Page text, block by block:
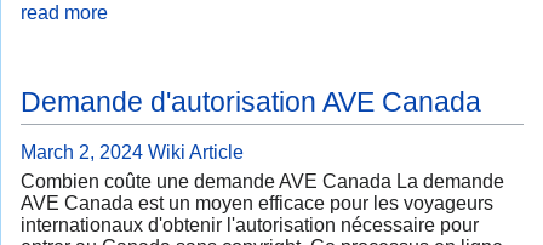
read more
Demande d'autorisation AVE Canada
March 2, 2024 Wiki Article
Combien coûte une demande AVE Canada La demande
AVE Canada est un moyen efficace pour les voyageurs
internationaux d'obtenir l'autorisation nécessaire pour